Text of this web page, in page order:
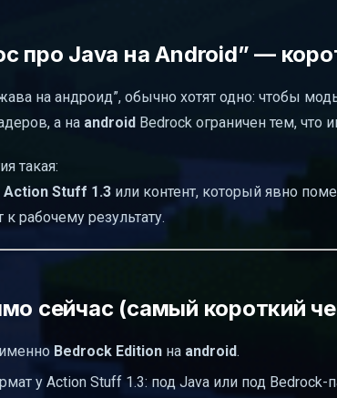
про Java на Android” —
на андроид”, обычно хотят одно: чтобы
а на android Bedrock ограничен тем, что
такая:
Stuff 1.3 или контент, который явно
рабочему результату.
сейчас (самый короткий
Bedrock Edition на android.
у Action Stuff 1.3: под Java или под Bedrock-